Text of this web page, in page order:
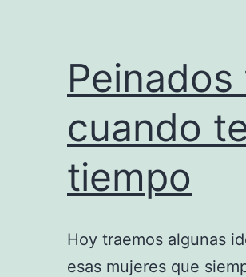
cuando
tiempo
Hoy traemos algunas
esas mujeres que